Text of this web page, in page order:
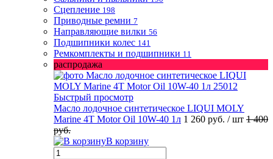
Сцепление 198
Приводные ремни 7
Направляющие вилки 56
Подшипники колес 141
Ремкомплекты и подшипники 11
распродажа
Быстрый просмотр
Масло лодочное синтетическое LIQUI MOLY
Marine 4T Motor Oil 10W-40 1л 1 260 руб. / шт 1 400
руб.
В корзину